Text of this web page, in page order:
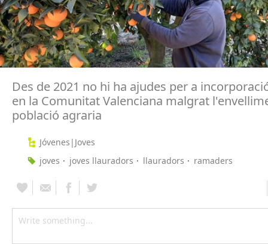
Des de 2021 no hi ha ajudes per a
en la Comunitat Valenciana malgrat
població agraria
Jóvenes|Joves
joves
joves llauradors llauradors ramaders